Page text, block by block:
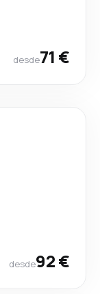
desde71 €
desde92 €